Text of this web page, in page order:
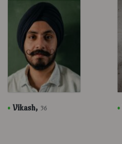
• Vikash, 36 •